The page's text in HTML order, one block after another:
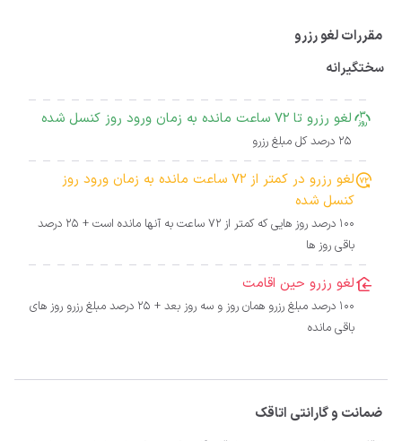
مقررات لغو رزرو
سختگیرانه
لغو رزرو تا 72 ساعت مانده به زمان ورود روز کنسل شده
25 درصد کل مبلغ رزرو
لغو رزرو در کمتر از 72 ساعت مانده به زمان ورود روز
کنسل شده
100 درصد روز هایی که کمتر از 72 ساعت به آنها مانده است + 25 درصد
باقی روز ها
لغو رزرو حین اقامت
100 درصد مبلغ رزرو همان روز و سه روز بعد + 25 درصد مبلغ رزرو روز های
باقی مانده
ضمانت و گارانتی اتاقک